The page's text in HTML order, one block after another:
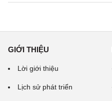
GIỚI THIỆU
Lời giới thiệu
Lịch sử phát triển